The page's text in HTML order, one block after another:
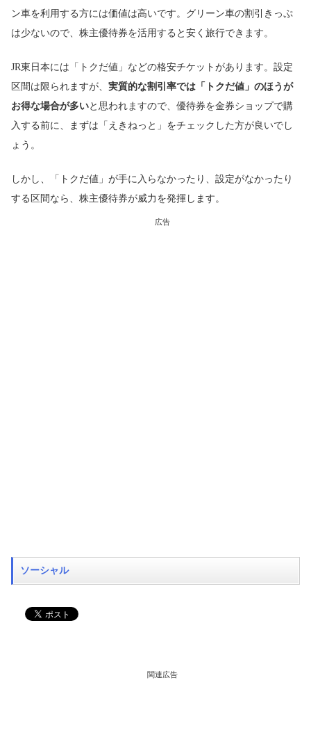
ン車を利用する方には価値は高いです。グリーン車の割引きっぷ
は少ないので、株主優待券を活用すると安く旅行できます。
JR東日本には「トクだ値」などの格安チケットがあります。設定
区間は限られますが、 実質的な割引率では「トクだ値」のほうが
お得な場合が多いと思われますので、優待券を金券ショップで購
入する前に、まずは「えきねっと」をチェックした方が良いでし
ょう。
しかし、「トクだ値」が手に入らなかったり、設定がなかったり
する区間なら、株主優待券が威力を発揮します。
広告
ソーシャル
関連広告